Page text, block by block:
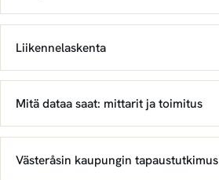
Liikennelaskenta
Mitä dataa saat: mittarit ja toimitus
Västeråsin kaupungin tapaustutkimus